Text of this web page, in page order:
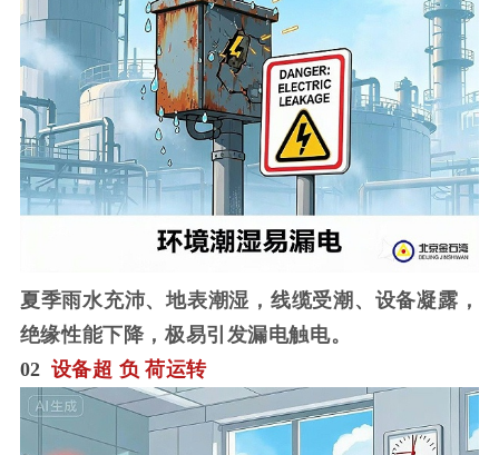
夏季雨水充沛、地表潮湿，线缆受潮、设备凝露，
绝缘性能下降，极易引发漏电触电。
02 设备超 负 荷运转